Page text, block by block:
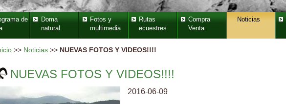
de
Doma
natural
Fotos y
multimedia
Rutas
ecuestres
Compra
Venta
Noticias
>> Noticias >> NUEVAS FOTOS Y VIDEOS!!!!
NUEVAS FOTOS Y VIDEOS!!!!
2016-06-09